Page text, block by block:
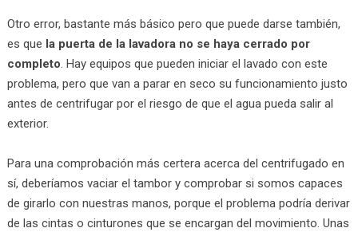
Otro error, bastante más básico pero que puede darse también,
es que la puerta de la lavadora no se haya cerrado por
completo. Hay equipos que pueden iniciar el lavado con este
problema, pero que van a parar en seco su funcionamiento justo
antes de centrifugar por el riesgo de que el agua pueda salir al
exterior.
Para una comprobación más certera acerca del centrifugado en
sí, deberíamos vaciar el tambor y comprobar si somos capaces
de girarlo con nuestras manos, porque el problema podría derivar
de las cintas o cinturones que se encargan del movimiento. Unas